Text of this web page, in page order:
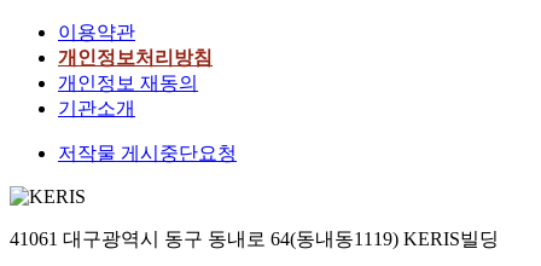
이용약관
개인정보처리방침
개인정보 재동의
기관소개
저작물 게시중단요청
41061 대구광역시 동구 동내로 64(동내동1119) KERIS빌딩